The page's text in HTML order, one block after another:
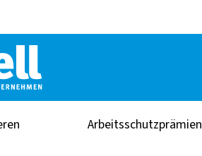
Arbeitsschutzprämien